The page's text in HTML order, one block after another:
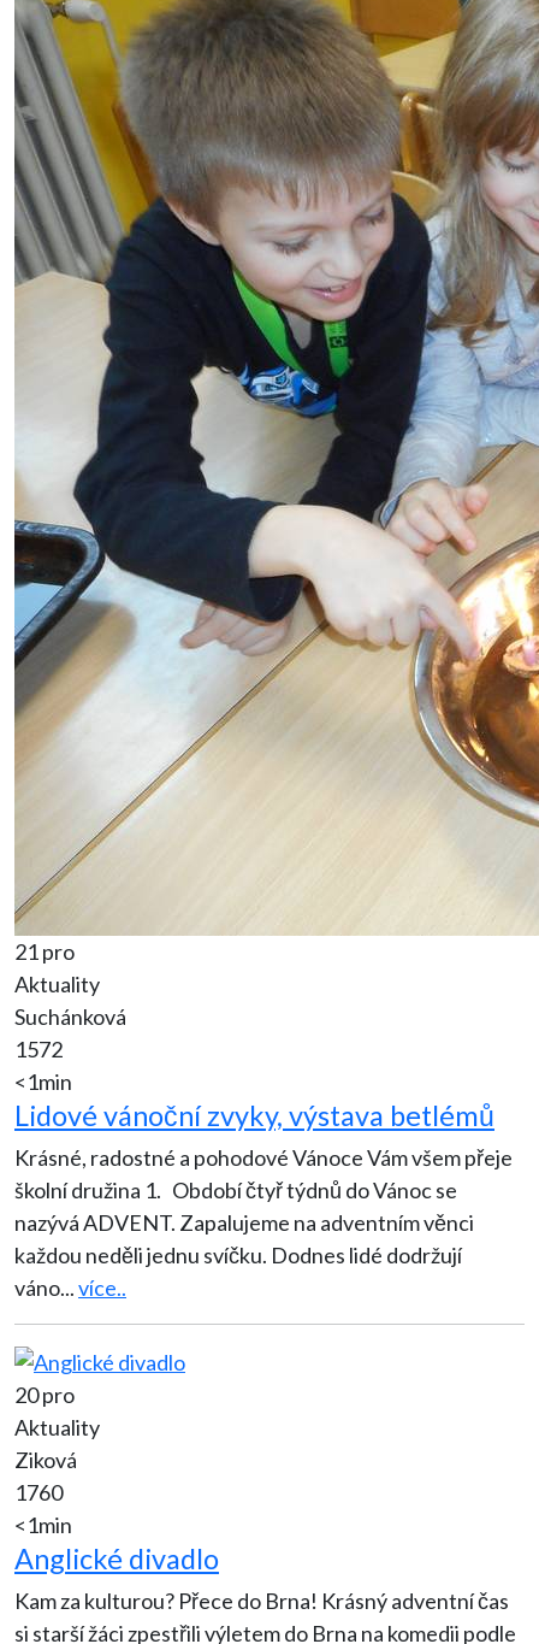
21 pro
Aktuality
Suchánková
1572
<1min
Lidové vánoční zvyky, výstava betlémů
Krásné, radostné a pohodové Vánoce Vám všem přeje
školní družina 1. Období čtyř týdnů do Vánoc se
nazývá ADVENT. Zapalujeme na adventním věnci
každou neděli jednu svíčku. Dodnes lidé dodržují
váno...více..
20 pro
Aktuality
Ziková
1760
<1min
Anglické divadlo
Kam za kulturou? Přece do Brna! Krásný adventní čas
si starší žáci zpestřili výletem do Brna na komedii podle